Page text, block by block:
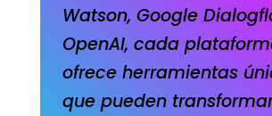
Watson, Google
OpenAI, cada
ofrece herramientas
que pueden